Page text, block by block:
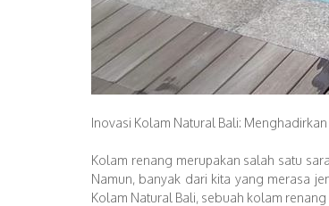
Inovasi Kolam Natural Bali:
Kolam renang merupakan salah satu
Namun, banyak dari kita yang merasa
Kolam Natural Bali, sebuah kolam